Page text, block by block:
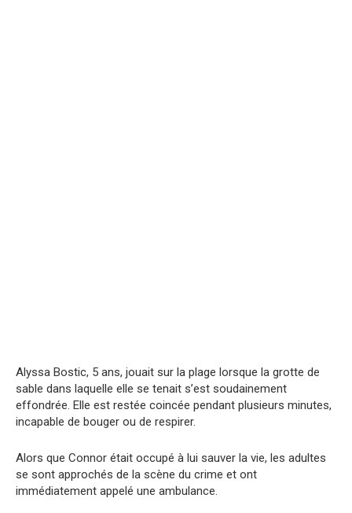
Alyssa Bostic, 5 ans, jouait sur la plage lorsque la grotte de
sable dans laquelle elle se tenait s’est soudainement
effondrée. Elle est restée coincée pendant plusieurs minutes,
incapable de bouger ou de respirer.
Alors que Connor était occupé à lui sauver la vie, les adultes
se sont approchés de la scène du crime et ont
immédiatement appelé une ambulance.